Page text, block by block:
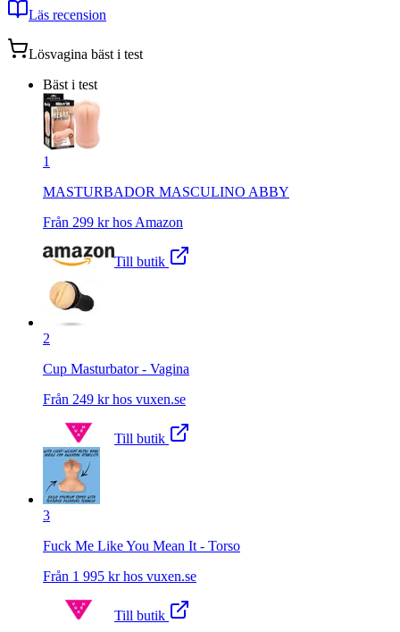
Läs recension
Lösvagina bäst i test
Bäst i test
1
MASTURBADOR MASCULINO ABBY
Från 299 kr hos Amazon
Till butik
2
Cup Masturbator - Vagina
Från 249 kr hos vuxen.se
Till butik
3
Fuck Me Like You Mean It - Torso
Från 1 995 kr hos vuxen.se
Till butik